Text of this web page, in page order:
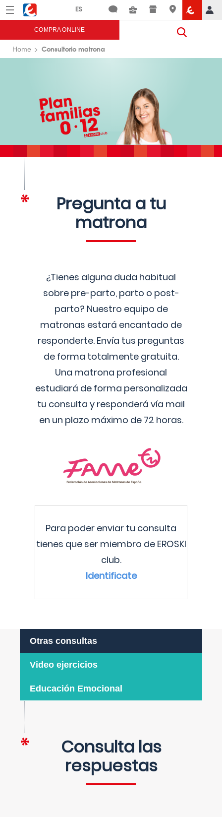
Menú Eroski
COMPRA ONLINE
Home Consultorio matrona
Pregunta a tu
matrona
¿Tienes alguna duda habitual
sobre pre-parto, parto o post-
parto? Nuestro equipo de
matronas estará encantado de
responderte. Envía tus preguntas
de forma totalmente gratuita.
Una matrona profesional
estudiará de forma personalizada
tu consulta y responderá vía mail
en un plazo máximo de 72 horas.
Para poder enviar tu consulta
tienes que ser miembro de EROSKI
club.
Identificate
Otras consultas
Video ejercicios
Educación Emocional
Consulta las
respuestas